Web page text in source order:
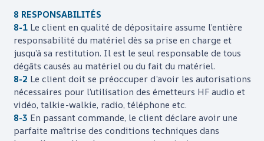
8 RESPONSABILITÉS
8-1 Le client en qualité de dépositaire assume l’entière
responsabilité du matériel dès sa prise en charge et
jusqu’à sa restitution. Il est le seul responsable de tous
dégâts causés au matériel ou du fait du matériel.
8-2 Le client doit se préoccuper d’avoir les autorisations
nécessaires pour l’utilisation des émetteurs HF audio et
vidéo, talkie-walkie, radio, téléphone etc.
8-3 En passant commande, le client déclare avoir une
parfaite maîtrise des conditions techniques dans